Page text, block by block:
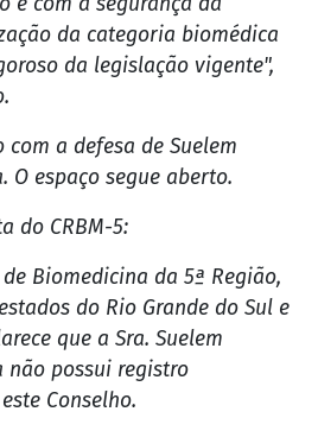
da categoria biomédica
da legislação vigente",
com a defesa de Suelem
O espaço segue aberto.
do CRBM-5:
Biomedicina da 5ª Região,
do Rio Grande do Sul e
que a Sra. Suelem
não possui registro
Conselho.